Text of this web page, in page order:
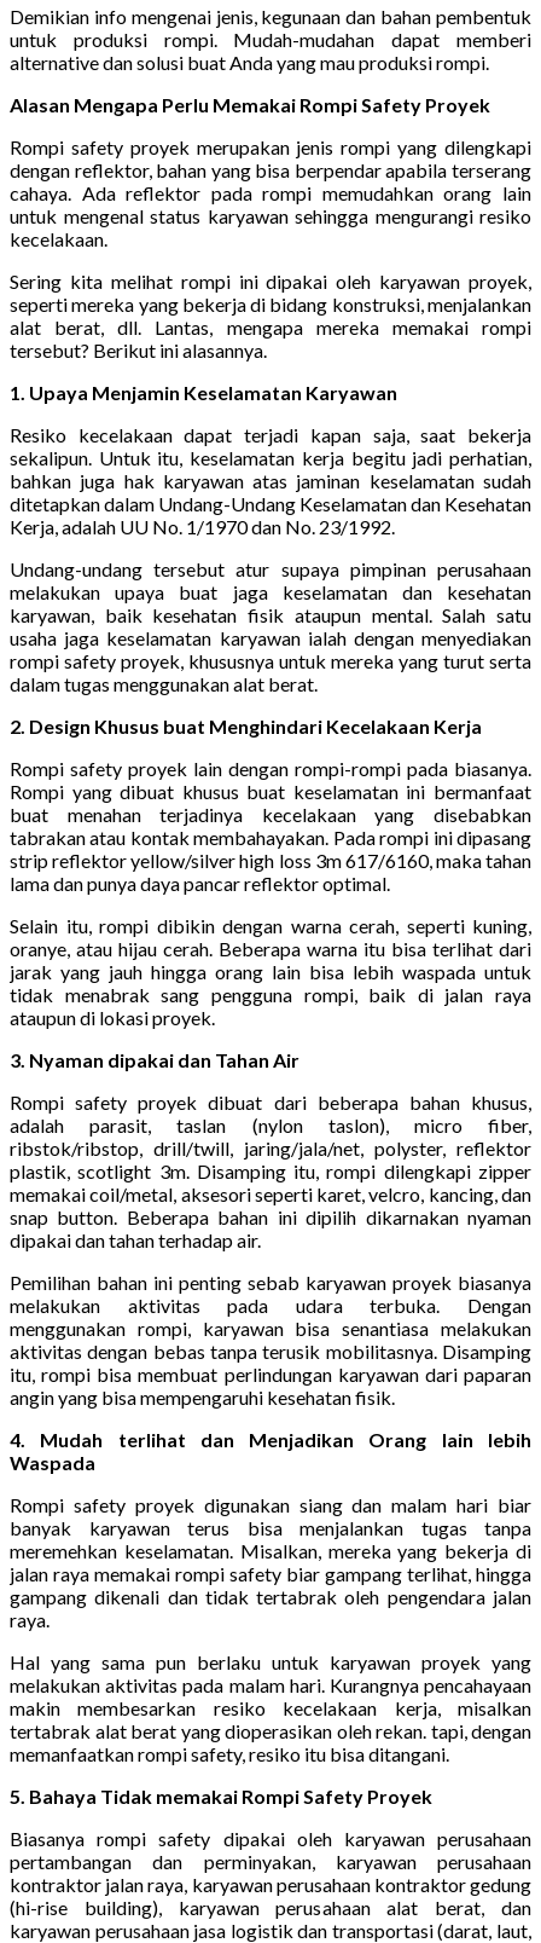
Demikian info mengenai jenis, kegunaan dan bahan pembentuk
untuk produksi rompi. Mudah-mudahan dapat memberi
alternative dan solusi buat Anda yang mau produksi rompi.
Alasan Mengapa Perlu Memakai Rompi Safety Proyek
Rompi safety proyek merupakan jenis rompi yang dilengkapi
dengan reflektor, bahan yang bisa berpendar apabila terserang
cahaya. Ada reflektor pada rompi memudahkan orang lain
untuk mengenal status karyawan sehingga mengurangi resiko
kecelakaan.
Sering kita melihat rompi ini dipakai oleh karyawan proyek,
seperti mereka yang bekerja di bidang konstruksi, menjalankan
alat berat, dll. Lantas, mengapa mereka memakai rompi
tersebut? Berikut ini alasannya.
1. Upaya Menjamin Keselamatan Karyawan
Resiko kecelakaan dapat terjadi kapan saja, saat bekerja
sekalipun. Untuk itu, keselamatan kerja begitu jadi perhatian,
bahkan juga hak karyawan atas jaminan keselamatan sudah
ditetapkan dalam Undang-Undang Keselamatan dan Kesehatan
Kerja, adalah UU No. 1/1970 dan No. 23/1992.
Undang-undang tersebut atur supaya pimpinan perusahaan
melakukan upaya buat jaga keselamatan dan kesehatan
karyawan, baik kesehatan fisik ataupun mental. Salah satu
usaha jaga keselamatan karyawan ialah dengan menyediakan
rompi safety proyek, khususnya untuk mereka yang turut serta
dalam tugas menggunakan alat berat.
2. Design Khusus buat Menghindari Kecelakaan Kerja
Rompi safety proyek lain dengan rompi-rompi pada biasanya.
Rompi yang dibuat khusus buat keselamatan ini bermanfaat
buat menahan terjadinya kecelakaan yang disebabkan
tabrakan atau kontak membahayakan. Pada rompi ini dipasang
strip reflektor yellow/silver high loss 3m 617/6160, maka tahan
lama dan punya daya pancar reflektor optimal.
Selain itu, rompi dibikin dengan warna cerah, seperti kuning,
oranye, atau hijau cerah. Beberapa warna itu bisa terlihat dari
jarak yang jauh hingga orang lain bisa lebih waspada untuk
tidak menabrak sang pengguna rompi, baik di jalan raya
ataupun di lokasi proyek.
3. Nyaman dipakai dan Tahan Air
Rompi safety proyek dibuat dari beberapa bahan khusus,
adalah parasit, taslan (nylon taslon), micro fiber,
ribstok/ribstop, drill/twill, jaring/jala/net, polyster, reflektor
plastik, scotlight 3m. Disamping itu, rompi dilengkapi zipper
memakai coil/metal, aksesori seperti karet, velcro, kancing, dan
snap button. Beberapa bahan ini dipilih dikarnakan nyaman
dipakai dan tahan terhadap air.
Pemilihan bahan ini penting sebab karyawan proyek biasanya
melakukan aktivitas pada udara terbuka. Dengan
menggunakan rompi, karyawan bisa senantiasa melakukan
aktivitas dengan bebas tanpa terusik mobilitasnya. Disamping
itu, rompi bisa membuat perlindungan karyawan dari paparan
angin yang bisa mempengaruhi kesehatan fisik.
4. Mudah terlihat dan Menjadikan Orang lain lebih
Waspada
Rompi safety proyek digunakan siang dan malam hari biar
banyak karyawan terus bisa menjalankan tugas tanpa
meremehkan keselamatan. Misalkan, mereka yang bekerja di
jalan raya memakai rompi safety biar gampang terlihat, hingga
gampang dikenali dan tidak tertabrak oleh pengendara jalan
raya.
Hal yang sama pun berlaku untuk karyawan proyek yang
melakukan aktivitas pada malam hari. Kurangnya pencahayaan
makin membesarkan resiko kecelakaan kerja, misalkan
tertabrak alat berat yang dioperasikan oleh rekan. tapi, dengan
memanfaatkan rompi safety, resiko itu bisa ditangani.
5. Bahaya Tidak memakai Rompi Safety Proyek
Biasanya rompi safety dipakai oleh karyawan perusahaan
pertambangan dan perminyakan, karyawan perusahaan
kontraktor jalan raya, karyawan perusahaan kontraktor gedung
(hi-rise building), karyawan perusahaan alat berat, dan
karyawan perusahaan jasa logistik dan transportasi (darat, laut,